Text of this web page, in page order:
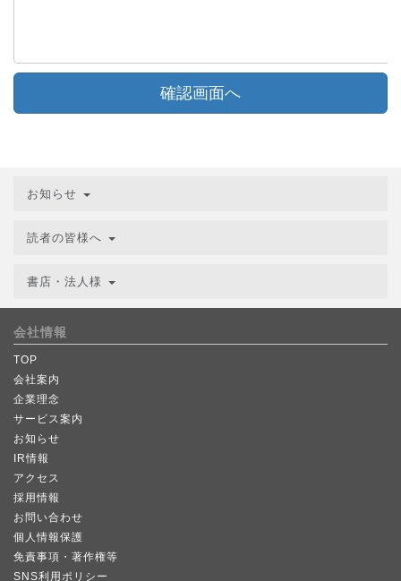
確認画面へ
お知らせ
読者の皆様へ
書店・法人様
会社情報
TOP
会社案内
企業理念
サービス案内
お知らせ
IR情報
アクセス
採用情報
お問い合わせ
個人情報保護
免責事項・著作権等
SNS利用ポリシー